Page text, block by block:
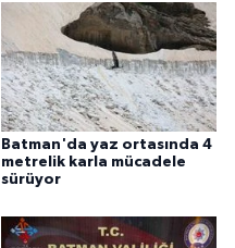
Batman'da yaz ortasında 4
metrelik karla mücadele
sürüyor